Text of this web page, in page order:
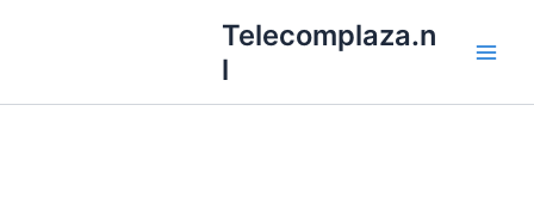
inhoud
Telecomplaza.n
l